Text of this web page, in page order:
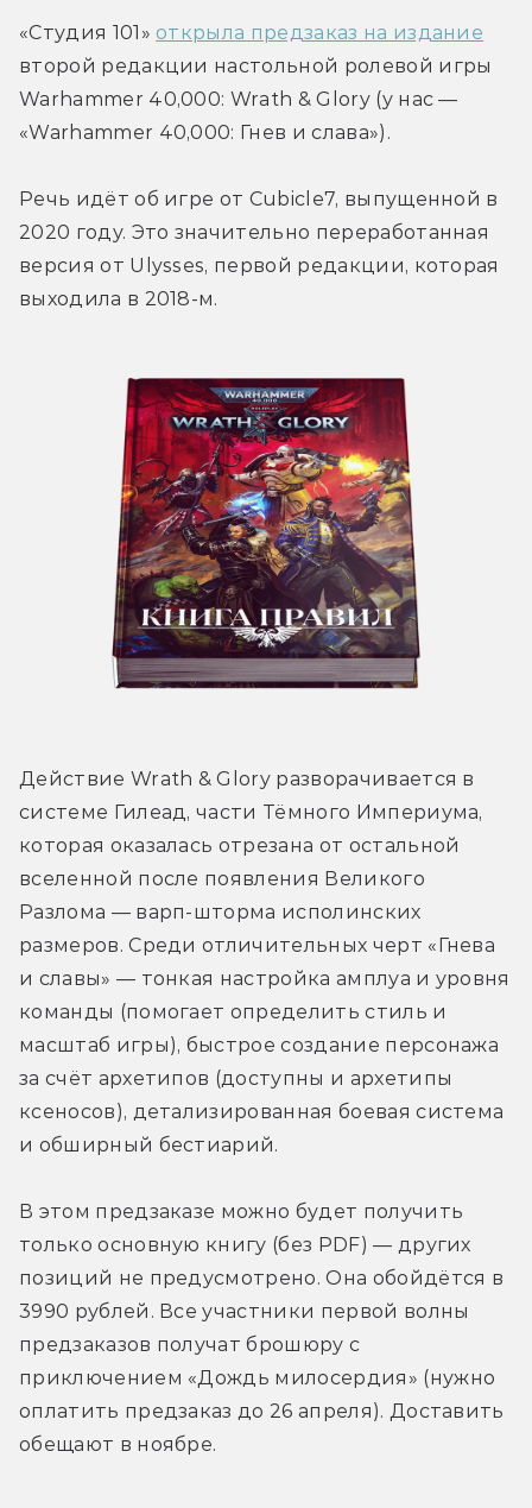
«Студия 101» открыла предзаказ на издание
второй редакции настольной ролевой игры
Warhammer 40,000: Wrath & Glory (у нас —
«Warhammer 40,000: Гнев и слава»).
Речь идёт об игре от Cubicle7, выпущенной в
2020 году. Это значительно переработанная
версия от Ulysses, первой редакции, которая
выходила в 2018-м.
Действие Wrath & Glory разворачивается в
системе Гилеад, части Тёмного Империума,
которая оказалась отрезана от остальной
вселенной после появления Великого
Разлома — варп-шторма исполинских
размеров. Среди отличительных черт «Гнева
и славы» — тонкая настройка амплуа и уровня
команды (помогает определить стиль и
масштаб игры), быстрое создание персонажа
за счёт архетипов (доступны и архетипы
ксеносов), детализированная боевая система
и обширный бестиарий.
В этом предзаказе можно будет получить
только основную книгу (без PDF) — других
позиций не предусмотрено. Она обойдётся в
3990 рублей. Все участники первой волны
предзаказов получат брошюру с
приключением «Дождь милосердия» (нужно
оплатить предзаказ до 26 апреля). Доставить
обещают в ноябре.